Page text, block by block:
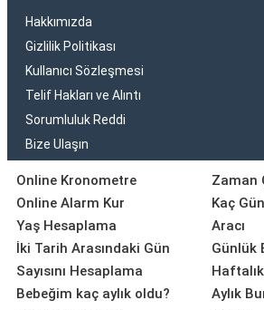
Hakkımızda
Gizlilik Politikası
Kullanıcı Sözleşmesi
Telif Hakları ve Alıntı
Sorumluluk Reddi
Bize Ulaşın
Online Kronometre
Online Alarm Kur
Yaş Hesaplama
İki Tarih Arasındaki Gün
Sayısını Hesaplama
Bebeğim kaç aylık oldu?
Zaman
Kaç
Aracı
Günlük
Aylık